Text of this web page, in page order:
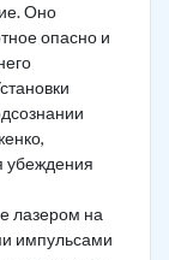
Оно
опасно и
убеждения
лазером на
импульсами